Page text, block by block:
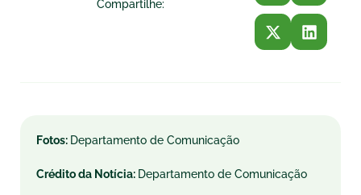
Compartilhe:
Fotos: Departamento de Comunicação
Crédito da Notícia: Departamento de Comunicação